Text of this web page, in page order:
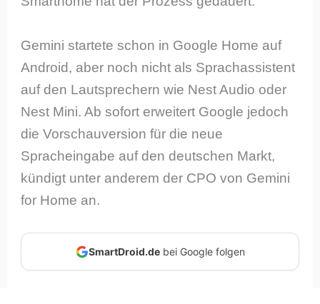
Gemini startete schon in Google Home auf
Android, aber noch nicht als Sprachassistent
auf den Lautsprechern wie Nest Audio oder
Nest Mini. Ab sofort erweitert Google jedoch
die Vorschauversion für die neue
Spracheingabe auf den deutschen Markt,
kündigt unter anderem der CPO von Gemini
for Home an.
SmartDroid.debei Google folgen